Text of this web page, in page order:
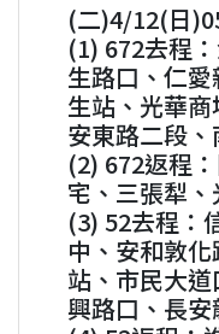
(二)4/12(日
(1) 672去程
生路口、仁
生站、光華
安東路二段
(2) 672返程
宅、三張犁
(3) 52去程：
中、安和敦
站、市民大
興路口、長